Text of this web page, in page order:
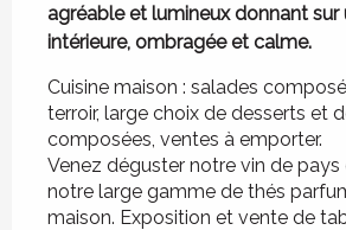
agréable et lumineux donnant sur
intérieure, ombragée et calme.
Cuisine maison : salades
terroir, large choix de desserts et
composées, ventes à emporter.
Venez déguster notre vin de
notre large gamme de thés
maison. Exposition et vente de